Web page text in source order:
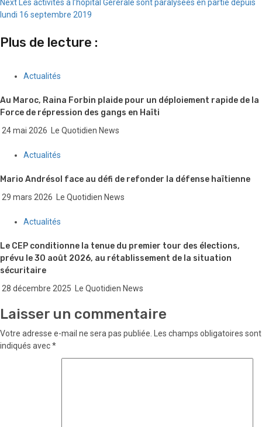
Next Les activités à l’hôpital Gérérale sont paralysées en partie depuis
lundi 16 septembre 2019
Plus de lecture :
Actualités
Au Maroc, Raina Forbin plaide pour un déploiement rapide de la
Force de répression des gangs en Haïti
24 mai 2026 Le Quotidien News
Actualités
Mario Andrésol face au défi de refonder la défense haïtienne
29 mars 2026 Le Quotidien News
Actualités
Le CEP conditionne la tenue du premier tour des élections,
prévu le 30 août 2026, au rétablissement de la situation
sécuritaire
28 décembre 2025 Le Quotidien News
Laisser un commentaire
Votre adresse e-mail ne sera pas publiée.
Les champs obligatoires sont
indiqués avec*